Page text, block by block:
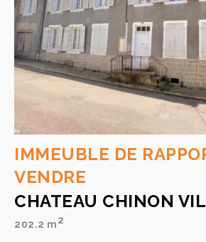
IMMEUBLE DE
VENDRE
CHATEAU CHINON
202.2 m2